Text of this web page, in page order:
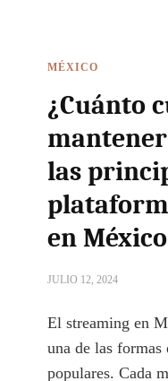
MÉXICO
¿Cuánto
las
en
JULIO 12, 2024
El streaming en
una de las formas
populares. Cada